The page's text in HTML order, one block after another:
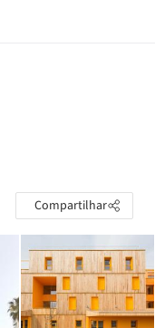
Compartilhar